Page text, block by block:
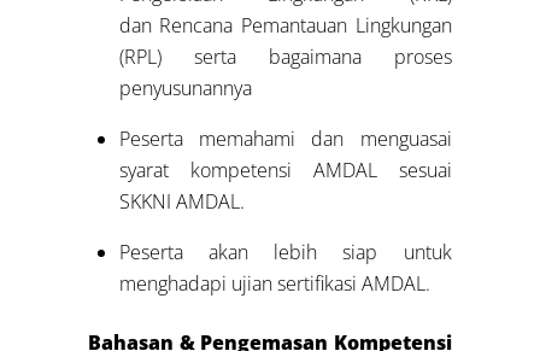
dan Rencana Pemantauan Lingkungan
(RPL) serta bagaimana proses
penyusunannya
Peserta memahami dan menguasai
syarat kompetensi AMDAL sesuai
SKKNI AMDAL.
Peserta akan lebih siap untuk
menghadapi ujian sertifikasi AMDAL.
Bahasan & Pengemasan Kompetensi